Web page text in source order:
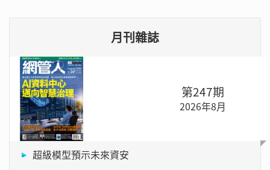
月刊雜誌
第247期
2026年8月
超級模型預示未來資安